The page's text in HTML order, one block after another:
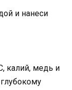
и нанеси
калий, медь и